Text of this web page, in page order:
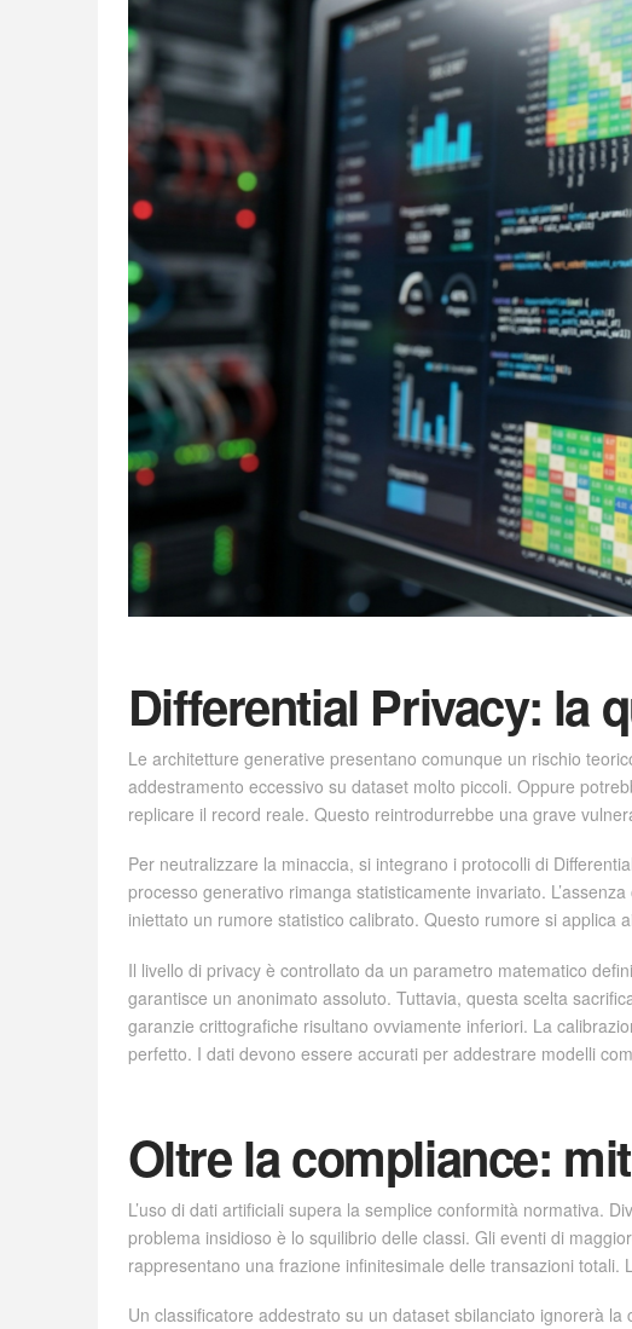
Differential Privacy: la
Le architetture generative presentano comunque un rischio
addestramento eccessivo su dataset molto piccoli. Oppure
replicare il record reale. Questo reintrodurrebbe una grave
Per neutralizzare la minaccia, si integrano i protocolli di
processo generativo rimanga statisticamente invariato.
iniettato un rumore statistico calibrato. Questo rumore si applica
Il livello di privacy è controllato da un parametro matematico
garantisce un anonimato assoluto. Tuttavia, questa scelta
garanzie crittografiche risultano ovviamente inferiori. La
perfetto. I dati devono essere accurati per addestrare modelli
Oltre la compliance:
L’uso di dati artificiali supera la semplice conformità normativa.
problema insidioso è lo squilibrio delle classi. Gli eventi di
rappresentano una frazione infinitesimale delle transazioni
Un classificatore addestrato su un dataset sbilanciato ignorerà